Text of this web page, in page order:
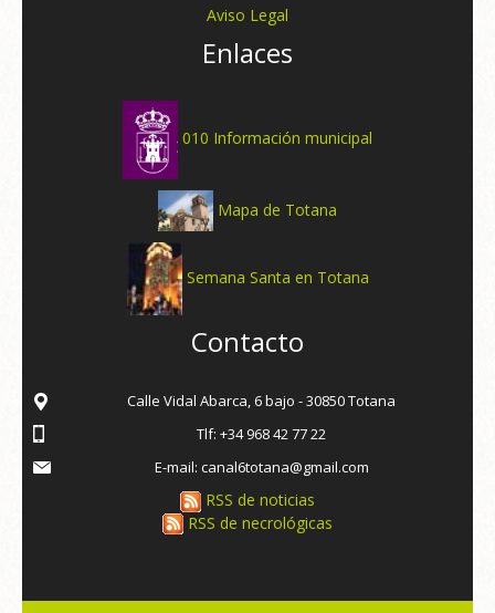
Aviso Legal
Enlaces
010 Información municipal
Mapa de Totana
Semana Santa en Totana
Contacto
Calle Vidal Abarca, 6 bajo - 30850 Totana
Tlf: +34 968 42 77 22
E-mail: canal6totana@gmail.com
RSS de noticias
RSS de necrológicas